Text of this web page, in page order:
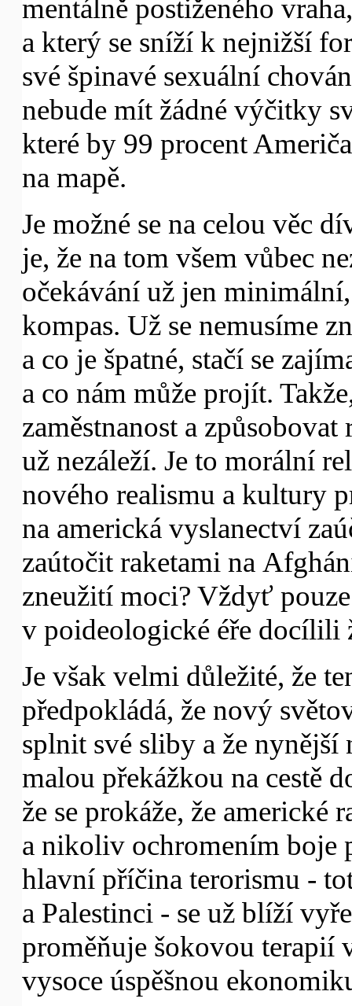
mentálně postiženého
a který se sníží k nejnižší
své špinavé sexuální
nebude mít žádné výčitky
které by 99 procent
na mapě.
Je možné se na celou věc
je, že na tom všem vůbec
očekávání už jen
kompas. Už se nemusíme
a co je špatné, stačí se
a co nám může projít.
zaměstnanost a
už nezáleží. Je to morální
nového realismu a kultury
na americká vyslanectví
zaútočit raketami na
zneužití moci? Vždyť
v poideologické éře docílili
Je však velmi důležité, že
předpokládá, že nový
splnit své sliby a že nynější
malou překážkou na cestě
že se prokáže, že americké
a nikoliv ochromením boje
hlavní příčina terorismu -
a Palestinci - se už blíží
proměňuje šokovou terapií
vysoce úspěšnou